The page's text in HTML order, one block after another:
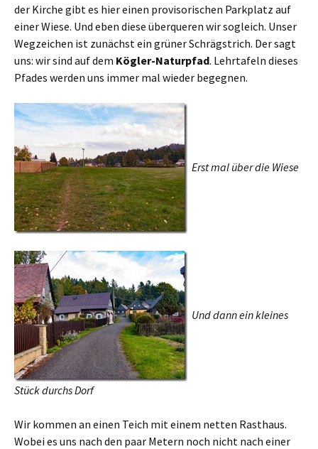
der Kirche gibt es hier einen provisorischen Parkplatz auf
einer Wiese. Und eben diese überqueren wir sogleich. Unser
Wegzeichen ist zunächst ein grüner Schrägstrich. Der sagt
uns: wir sind auf dem Kögler-Naturpfad. Lehrtafeln dieses
Pfades werden uns immer mal wieder begegnen.
Erst mal über die Wiese
Und dann ein kleines
Stück durchs Dorf
Wir kommen an einen Teich mit einem netten Rasthaus.
Wobei es uns nach den paar Metern noch nicht nach einer